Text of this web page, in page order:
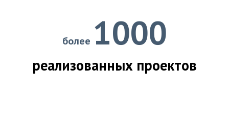
более 1000
реализованных проектов